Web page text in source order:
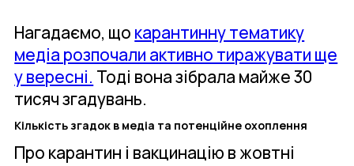
Нагадаємо, що карантинну тематику
медіа розпочали активно тиражувати ще
у вересні. Тоді вона зібрала майже 30
тисяч згадувань.
Кількість згадок в медіа та потенційне охоплення
Про карантин і вакцинацію в жовтні